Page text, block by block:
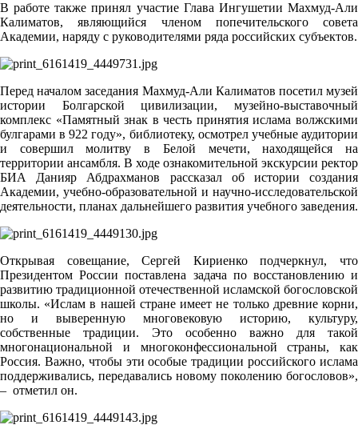
В работе также принял участие Глава Ингушетии Махмуд-Али
Калиматов, являющийся членом попечительского совета
Академии, наряду с руководителями ряда российских субъектов.
Перед началом заседания Махмуд-Али Калиматов посетил музей
истории Болгарской цивилизации, музейно-выставочный
комплекс «Памятный знак в честь принятия ислама волжскими
булгарами в 922 году», библиотеку, осмотрел учебные аудитории
и совершил молитву в Белой мечети, находящейся на
территории ансамбля. В ходе ознакомительной экскурсии ректор
БИА Данияр Абдрахманов рассказал об истории создания
Академии, учебно-образовательной и научно-исследовательской
деятельности, планах дальнейшего развития учебного заведения.
Открывая совещание, Сергей Кириенко подчеркнул, что
Президентом России поставлена задача по восстановлению и
развитию традиционной отечественной исламской богословской
школы. «Ислам в нашей стране имеет не только древние корни,
но и выверенную многовековую историю, культуру,
собственные традиции. Это особенно важно для такой
многонациональной и многоконфессиональной страны, как
Россия. Важно, чтобы эти особые традиции российского ислама
поддерживались, передавались новому поколению богословов»,
– отметил он.